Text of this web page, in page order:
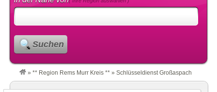
Suchen
» ** Region Rems Murr Kreis ** » Schlüsseldienst Großaspach